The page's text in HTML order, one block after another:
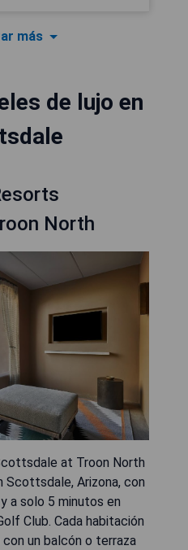
más
de lujo en
North
at Troon North
Scottsdale, Arizona, con
a solo 5 minutos en
Club. Cada habitación
un balcón o terraza